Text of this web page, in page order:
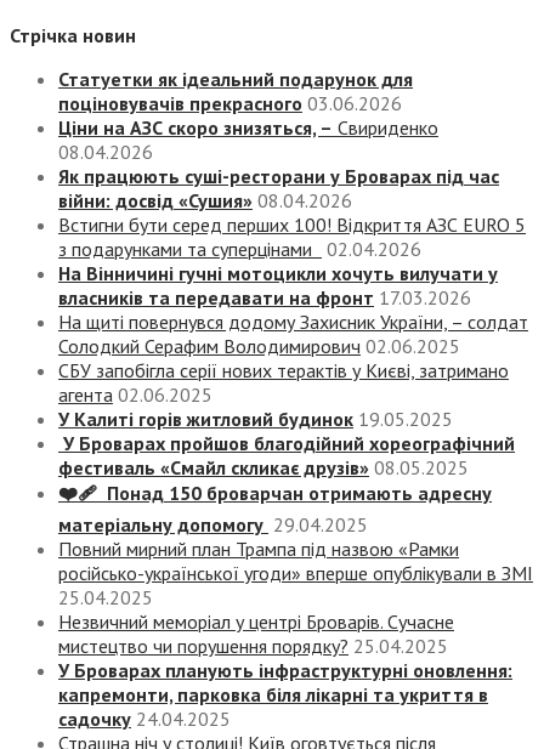
Стрічка новин
Статуетки як ідеальний подарунок для
поціновувачів прекрасного 03.06.2026
Ціни на АЗС скоро знизяться, – Свириденко
08.04.2026
Як працюють суші-ресторани у Броварах під час
війни: досвід «Сушия» 08.04.2026
Встигни бути серед перших 100! Відкриття АЗС EURO 5
з подарунками та суперцінами
02.04.2026
На Вінничині гучні мотоцикли хочуть вилучати у
власників та передавати на фронт 17.03.2026
На щиті повернувся додому Захисник України, – солдат
Солодкий Серафим Володимирович 02.06.2025
СБУ запобігла серії нових терактів у Києві, затримано
агента 02.06.2025
У Калиті горів житловий будинок 19.05.2025
У Броварах пройшов благодійний хореографічний
фестиваль «Смайл скликає друзів» 08.05.2025
❤️‍🩹 Понад 150 броварчан отримають адресну
матеріальну допомогу 29.04.2025
Повний мирний план Трампа під назвою «‎Рамки
російсько-української угоди» вперше опублікували в ЗМІ
25.04.2025
Незвичний меморіал у центрі Броварів. Сучасне
мистецтво чи порушення порядку? 25.04.2025
У Броварах планують інфраструктурні оновлення:
капремонти, парковка біля лікарні та укриття в
садочку 24.04.2025
Страшна ніч у столиці! Київ оговтується після